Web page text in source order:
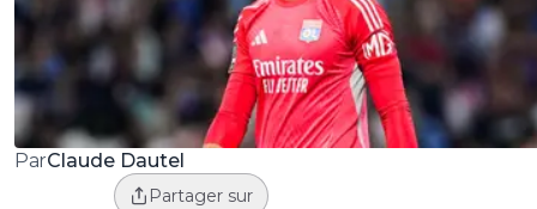
ParClaude Dautel
Partager sur